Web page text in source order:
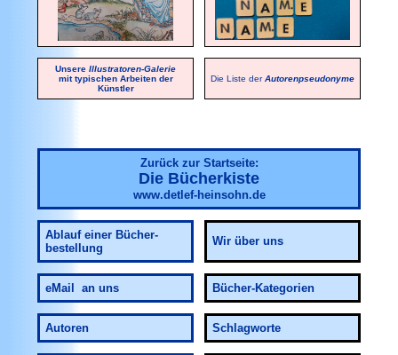
Unsere Illustratoren-Galerie
mit typischen Arbeiten der
Künstler
Die Liste derAutorenpseudonyme
Zurück zur Startseite:
Die Bücherkiste
www.detlef-heinsohn.de
Ablauf einer Bücher-
bestellung
Wir über uns
eMail an uns Bücher-Kategorien
Autoren Schlagworte